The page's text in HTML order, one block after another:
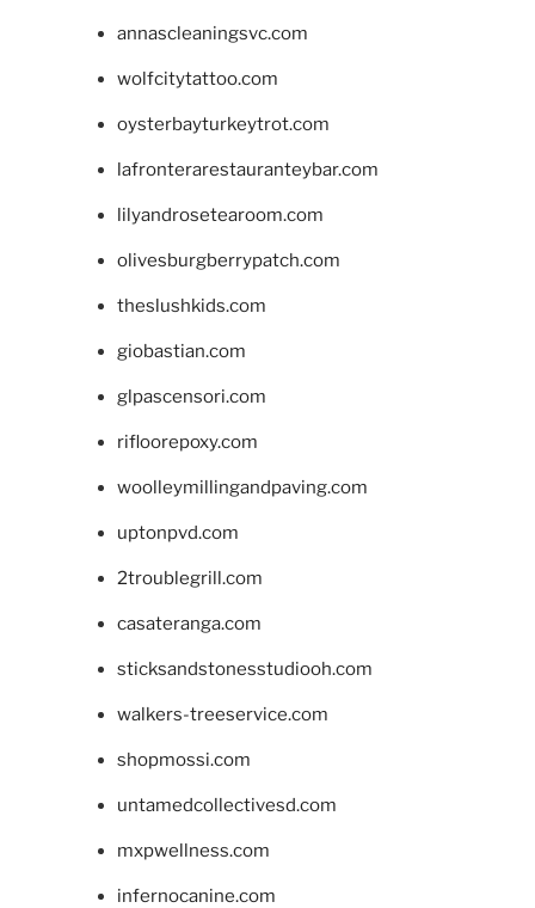
annascleaningsvc.com
wolfcitytattoo.com
oysterbayturkeytrot.com
lafronterarestauranteybar.com
lilyandrosetearoom.com
olivesburgberrypatch.com
theslushkids.com
giobastian.com
glpascensori.com
rifloorepoxy.com
woolleymillingandpaving.com
uptonpvd.com
2troublegrill.com
casateranga.com
sticksandstonesstudiooh.com
walkers-treeservice.com
shopmossi.com
untamedcollectivesd.com
mxpwellness.com
infernocanine.com